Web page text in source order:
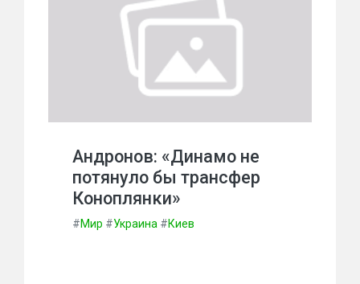
Андронов: «Динамо не
потянуло бы трансфер
Коноплянки»
#Мир #Украина #Киев